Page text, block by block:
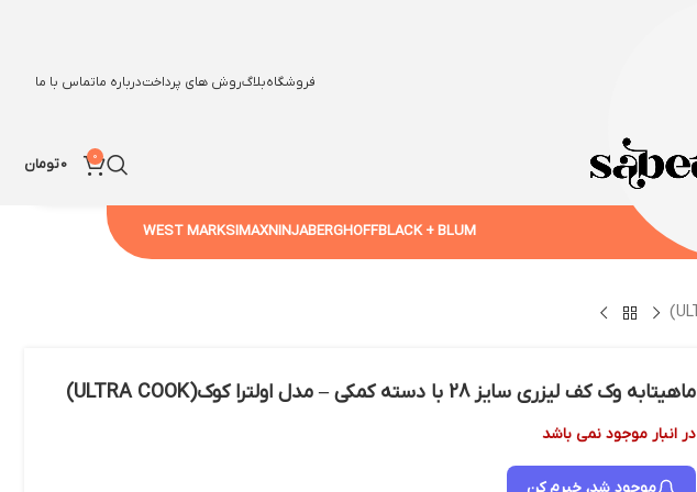
فروشگاهبلاگروش های پرداختدرباره ماتماس با ما
0
0تومان
BLACK + BLUM
BERGHOFF
NINJA
SIMAX
WEST MARK
ماهیتابه وک کف لیزری سایز 28 با دسته کمکی – مدل اولترا کوک(ULTRA COOK)
در انبار موجود نمی باشد